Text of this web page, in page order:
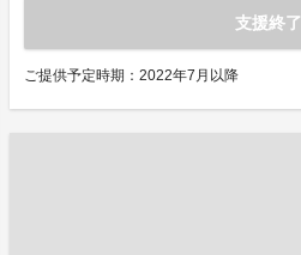
支援終了
ご提供予定時期：2022年7月以降